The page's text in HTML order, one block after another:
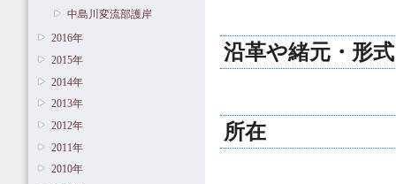
中島川変流部護岸
2016年
2015年
2014年
2013年
2012年
2011年
2010年
沿革や緒元・形式
所在